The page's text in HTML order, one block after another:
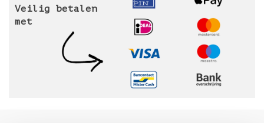
Veilig betalen
met